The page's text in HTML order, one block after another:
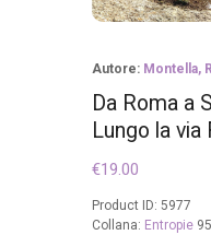
Autore: Montella,
Da Roma a
Lungo la via
€19.00
Product ID: 5977
Collana: Entropie 95